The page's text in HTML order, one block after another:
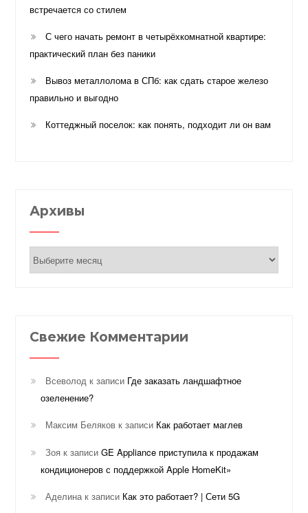
встречается со стилем
С чего начать ремонт в четырёхкомнатной квартире:
практический план без паники
Вывоз металлолома в СПб: как сдать старое железо
правильно и выгодно
Коттеджный поселок: как понять, подходит ли он вам
Архивы
Архивы
Свежие Комментарии
Всеволод к записи Где заказать ландшафтное
озеленение?
Максим Беляков к записи Как работает маглев
Зоя к записиGE Appliance приступила к продажам
кондиционеров с поддержкой Apple HomeKit»
Аделинак записи Как это работает? | Сети 5G